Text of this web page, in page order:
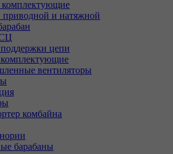
приводной и натяжной
цепи
вентиляторы
комбайна
барабаны